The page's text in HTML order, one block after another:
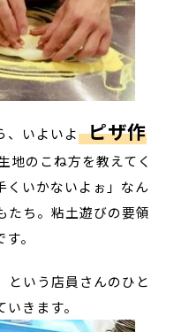
、いよいよ ピザ作
地のこね方を教えてく
くいかないよぉ」なん
たち。粘土遊びの要領
。
という店員さんのひと
きます。